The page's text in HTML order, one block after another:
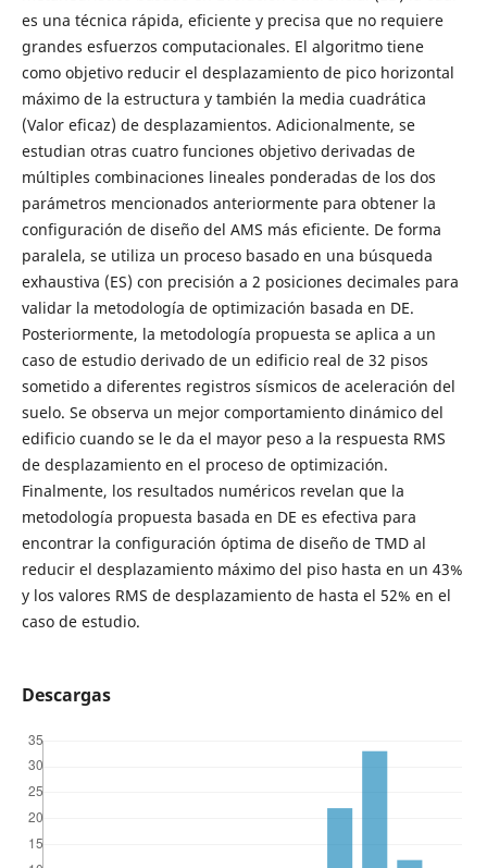
es una técnica rápida, eficiente y precisa que no requiere
grandes esfuerzos computacionales. El algoritmo tiene
como objetivo reducir el desplazamiento de pico horizontal
máximo de la estructura y también la media cuadrática
(Valor eficaz) de desplazamientos. Adicionalmente, se
estudian otras cuatro funciones objetivo derivadas de
múltiples combinaciones lineales ponderadas de los dos
parámetros mencionados anteriormente para obtener la
configuración de diseño del AMS más eficiente. De forma
paralela, se utiliza un proceso basado en una búsqueda
exhaustiva (ES) con precisión a 2 posiciones decimales para
validar la metodología de optimización basada en DE.
Posteriormente, la metodología propuesta se aplica a un
caso de estudio derivado de un edificio real de 32 pisos
sometido a diferentes registros sísmicos de aceleración del
suelo. Se observa un mejor comportamiento dinámico del
edificio cuando se le da el mayor peso a la respuesta RMS
de desplazamiento en el proceso de optimización.
Finalmente, los resultados numéricos revelan que la
metodología propuesta basada en DE es efectiva para
encontrar la configuración óptima de diseño de TMD al
reducir el desplazamiento máximo del piso hasta en un 43%
y los valores RMS de desplazamiento de hasta el 52% en el
caso de estudio.
Descargas